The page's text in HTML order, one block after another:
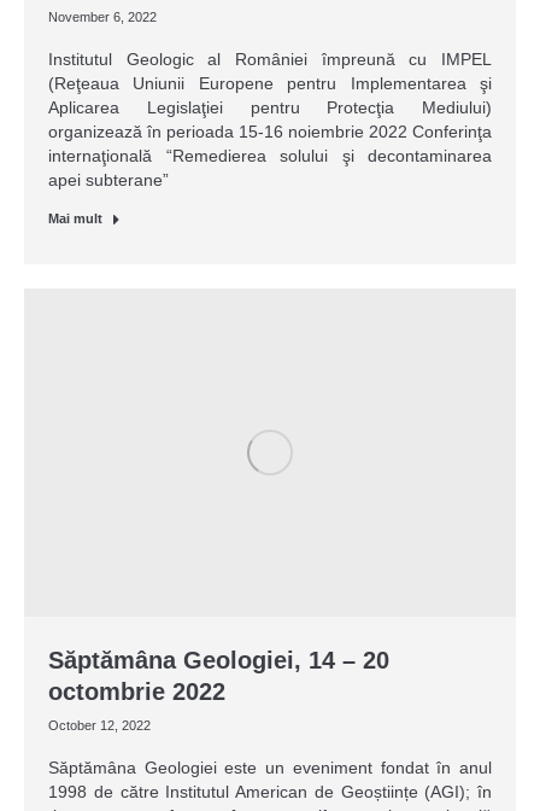
November 6, 2022
Institutul Geologic al României împreună cu IMPEL
(Reţeaua Uniunii Europene pentru Implementarea şi
Aplicarea Legislaţiei pentru Protecţia Mediului)
organizează în perioada 15-16 noiembrie 2022 Conferinţa
internaţională “Remedierea solului şi decontaminarea
apei subterane”
Mai mult
Săptămâna Geologiei, 14 – 20
octombrie 2022
October 12, 2022
Săptămâna Geologiei este un eveniment fondat în anul
1998 de către Institutul American de Geoștiințe (AGI); în